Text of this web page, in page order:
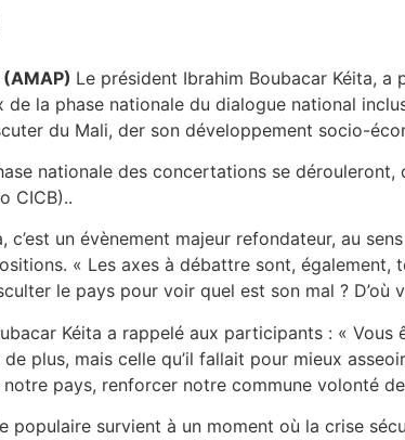
Le président Ibrahim Boubacar Kéita, a
de la phase nationale du dialogue national
du Mali, der son développement socio-
nationale des concertations se
CICB)..
c’est un évènement majeur refondateur, au
« Les axes à débattre sont, également,
le pays pour voir quel est son mal ?
Kéita a rappelé aux participants : «
plus, mais celle qu’il fallait pour mieux
pays, renforcer notre commune volonté
populaire survient à un moment où la crise